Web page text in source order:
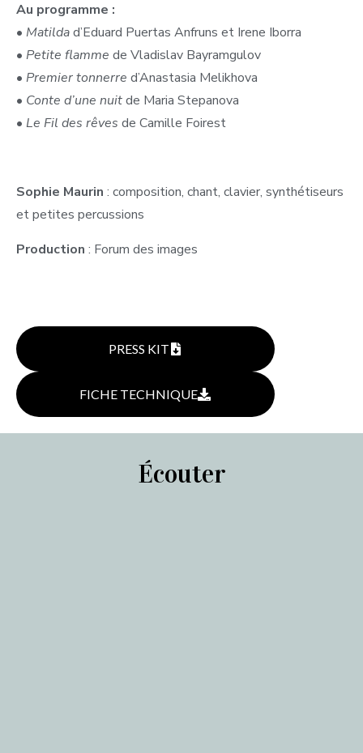
Au programme :
• Matildad’Eduard Puertas Anfruns et Irene Iborra
• Petite flamme de Vladislav Bayramgulov
• Premier tonnerre d’Anastasia Melikhova
• Conte d’une nuitde Maria Stepanova
• Le Fil des rêves de Camille Foirest
Sophie Maurin : composition, chant, clavier, synthétiseurs
et petites percussions
Production : Forum des images
PRESS KIT
FICHE TECHNIQUE
Écouter